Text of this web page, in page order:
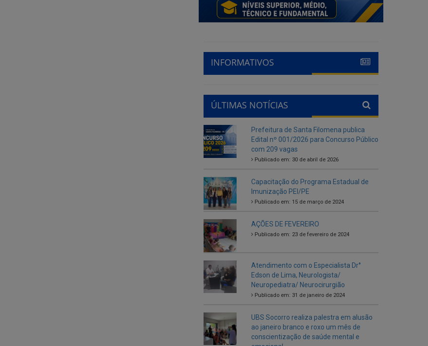
INFORMATIVOS
ÚLTIMAS NOTÍCIAS
Prefeitura de Santa Filomena publica
Edital nº 001/2026 para Concurso Público
com 209 vagas
Publicado em: 30 de abril de 2026
Capacitação do Programa Estadual de
Imunização PEI/PE
Publicado em: 15 de março de 2024
AÇÕES DE FEVEREIRO
Publicado em: 23 de fevereiro de 2024
Atendimento com o Especialista Dr°
Edson de Lima, Neurologista/
Neuropediatra/ Neurocirurgião
Publicado em: 31 de janeiro de 2024
UBS Socorro realiza palestra em alusão
ao janeiro branco e roxo um mês de
conscientização de saúde mental e